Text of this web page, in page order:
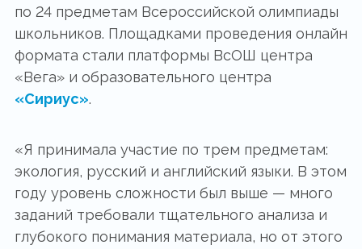
по 24 предметам Всероссийской олимпиады
школьников. Площадками проведения онлайн
формата стали платформы ВсОШ центра
«Вега» и образовательного центра
«Сириус».
«Я принимала участие по трем предметам:
экология, русский и английский языки. В этом
году уровень сложности был выше — много
заданий требовали тщательного анализа и
глубокого понимания материала, но от этого